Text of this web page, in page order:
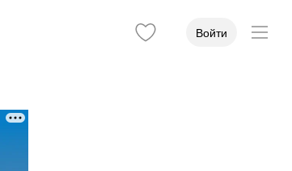
Войти